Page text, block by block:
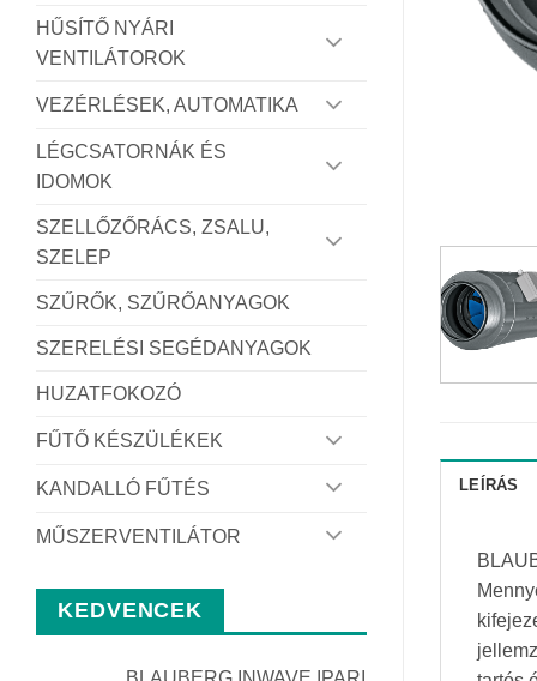
HŰSÍTŐ NYÁRI
VENTILÁTOROK
VEZÉRLÉSEK, AUTOMATIKA
LÉGCSATORNÁK ÉS
IDOMOK
SZELLŐZŐRÁCS, ZSALU,
SZELEP
SZŰRŐK, SZŰRŐANYAGOK
SZERELÉSI SEGÉDANYAGOK
HUZATFOKOZÓ
FŰTŐ KÉSZÜLÉKEK
KANDALLÓ FŰTÉS
MŰSZERVENTILÁTOR
KEDVENCEK
LEÍRÁS